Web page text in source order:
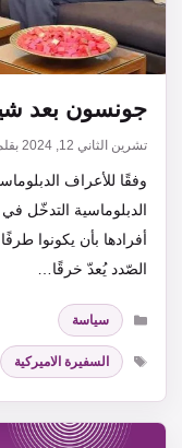
جونسون بعد
تشرين الثاني 12, 2024
وفقًا للأعراف
الدبلوماسية التدخّل
أفرادها بأن يكونوا
الصّدد يُعدّ خرقًا…
التصنيفات
سياسة
الوسوم
السفيرة الاميركية